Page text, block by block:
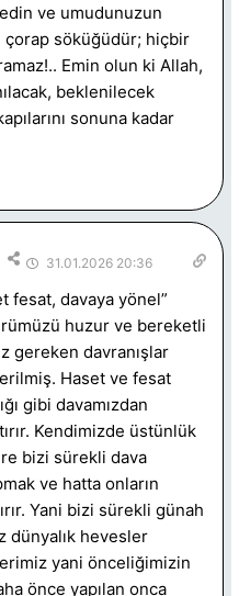
ve umudunuzun
çorap söküğüdür; hiçbir
Emin olun ki Allah,
beklenilecek
sonuna kadar
31.01.2026 20:36
fesat, davaya yönel”
huzur ve bereketli
gereken davranışlar
Haset ve fesat
gibi davamızdan
Kendimizde üstünlük
bizi sürekli dava
ve hatta onların
Yani bizi sürekli günah
dünyalık hevesler
yani önceliğimizin
önce yapılan onca